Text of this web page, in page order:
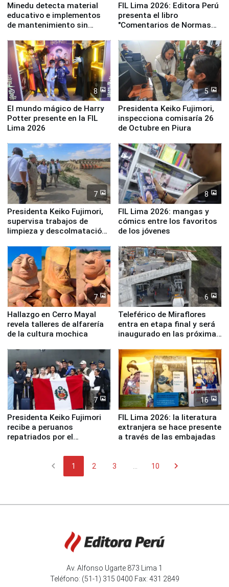
Minedu detecta material
educativo e implementos
de mantenimiento sin
la UGEL 2
FIL Lima 2026: Editora Perú
presenta el libro
"Comentarios de Normas
Derecho Colectivo"
8
El mundo mágico de Harry
Potter presente en la FIL
Lima 2026
5
Presidenta Keiko Fujimori,
inspecciona comisaría 26
de Octubre en Piura
7
Presidenta Keiko Fujimori,
supervisa trabajos de
limpieza y descolmatación
8
FIL Lima 2026: mangas y
cómics entre los favoritos
de los jóvenes
7
Hallazgo en Cerro Mayal
revela talleres de alfarería
de la cultura mochica
6
Teleférico de Miraflores
entra en etapa final y será
inaugurado en las próximas
7
Presidenta Keiko Fujimori
recibe a peruanos
repatriados por el
16
FIL Lima 2026: la literatura
extranjera se hace presente
a través de las embajadas
chevron_left 1 2 3 10 chevron_right
Av. Alfonso Ugarte 873 Lima 1
Teléfono: (51-1) 315 0400 Fax: 431 2849